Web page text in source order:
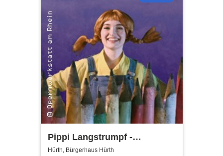
Pippi Langstrumpf -
Bürgerhaus Hürth
Hürth, Bürgerhaus Hürth